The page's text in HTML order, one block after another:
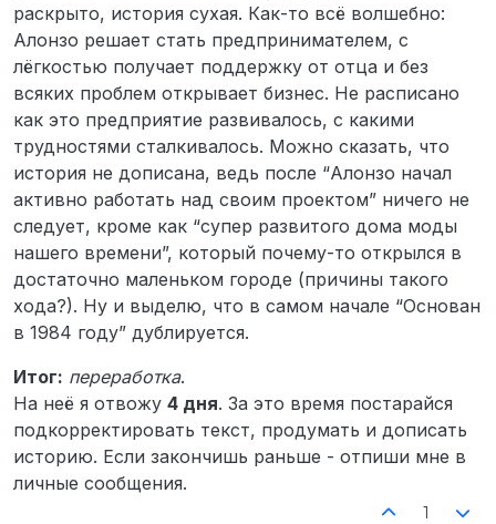
раскрыто, история сухая. Как-то всё волшебно:
Алонзо решает стать предпринимателем, с
лёгкостью получает поддержку от отца и без
всяких проблем открывает бизнес. Не расписано
как это предприятие развивалось, с какими
трудностями сталкивалось. Можно сказать, что
история не дописана, ведь после “Алонзо начал
активно работать над своим проектом” ничего не
следует, кроме как “супер развитого дома моды
нашего времени”, который почему-то открылся в
достаточно маленьком городе (причины такого
хода?). Ну и выделю, что в самом начале “Основан
в 1984 году” дублируется.
Итог: переработка.
На неё я отвожу 4 дня. За это время постарайся
подкорректировать текст, продумать и дописать
историю. Если закончишь раньше - отпиши мне в
личные сообщения.
1